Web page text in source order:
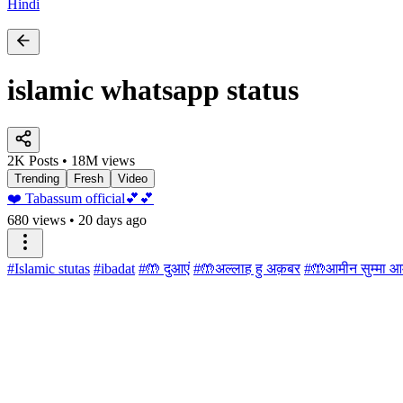
Hindi
islamic whatsapp status
2K Posts • 18M views
Trending Fresh Video
❤️ Tabassum official💕💕
680 views • 20 days ago
#Islamic stutas #ibadat #🤲 दुआएं #🤲अल्लाह हु अक़बर